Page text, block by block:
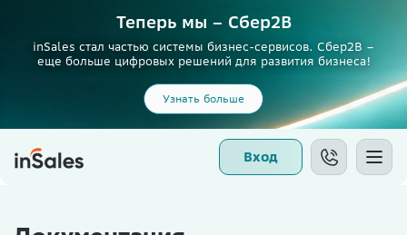
Теперь мы – Сбер2B
inSales стал частью системы бизнес-сервисов. Сбер2В –
еще больше цифровых решений для развития бизнеса!
Узнать больше
Вход